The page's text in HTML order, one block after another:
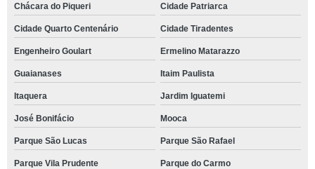
Chácara do Piqueri Cidade Patriarca
Cidade Quarto Centenário Cidade Tiradentes
Engenheiro Goulart Ermelino Matarazzo
Guaianases Itaim Paulista
Itaquera Jardim Iguatemi
José Bonifácio Mooca
Parque São Lucas Parque São Rafael
Parque Vila Prudente Parque do Carmo